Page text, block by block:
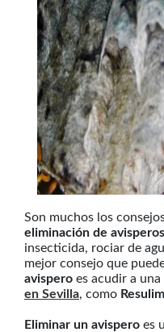
Son muchos los
eliminación de avisperos
insecticida, rociar de
mejor consejo que
avispero es acudir a una
en Sevilla, como
Eliminar un avispero es